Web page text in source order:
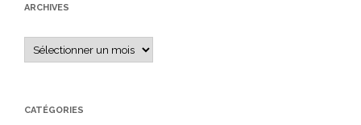
ARCHIVES
Archives
CATÉGORIES